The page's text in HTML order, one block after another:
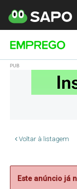
Voltar à listagem
Este anúncio já